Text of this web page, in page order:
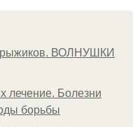
рыжиков. ВОЛНУШКИ
лечение. Болезни
борьбы